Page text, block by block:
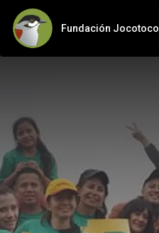
Fundación Jocotoco